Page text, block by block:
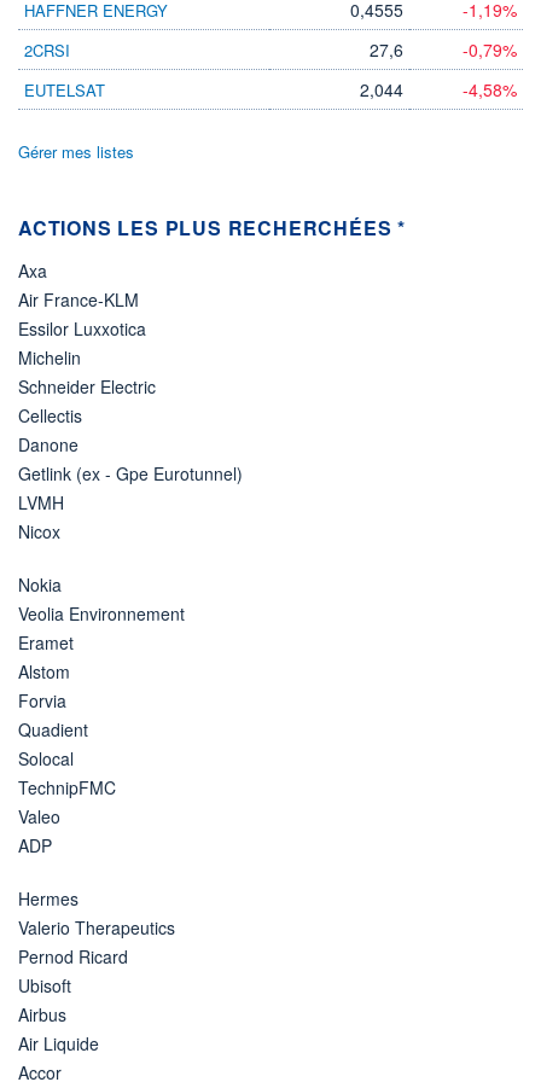
Boursobank
HAFFNER ENERGY 0,4555 -1,19%
2CRSI 27,6 -0,79%
EUTELSAT 2,044 -4,58%
Gérer mes listes
ACTIONS LES PLUS RECHERCHÉES *
Axa
Air France-KLM
Essilor Luxxotica
Michelin
Schneider Electric
Cellectis
Danone
Getlink (ex - Gpe Eurotunnel)
LVMH
Nicox
Nokia
Veolia Environnement
Eramet
Alstom
Forvia
Quadient
Solocal
TechnipFMC
Valeo
ADP
Hermes
Valerio Therapeutics
Pernod Ricard
Ubisoft
Airbus
Air Liquide
Accor